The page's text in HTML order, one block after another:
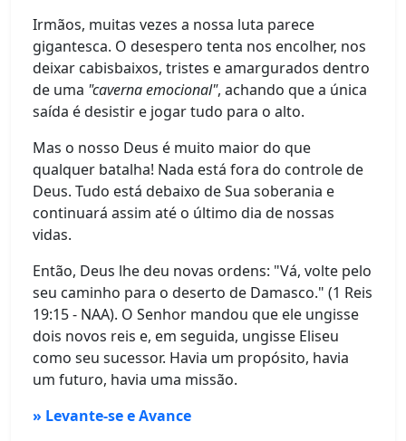
Irmãos, muitas vezes a nossa luta parece
gigantesca. O desespero tenta nos encolher, nos
deixar cabisbaixos, tristes e amargurados dentro
de uma "caverna emocional", achando que a única
saída é desistir e jogar tudo para o alto.
Mas o nosso Deus é muito maior do que
qualquer batalha! Nada está fora do controle de
Deus. Tudo está debaixo de Sua soberania e
continuará assim até o último dia de nossas
vidas.
Então, Deus lhe deu novas ordens: "Vá, volte pelo
seu caminho para o deserto de Damasco." (1 Reis
19:15 - NAA). O Senhor mandou que ele ungisse
dois novos reis e, em seguida, ungisse Eliseu
como seu sucessor. Havia um propósito, havia
um futuro, havia uma missão.
» Levante-se e Avance